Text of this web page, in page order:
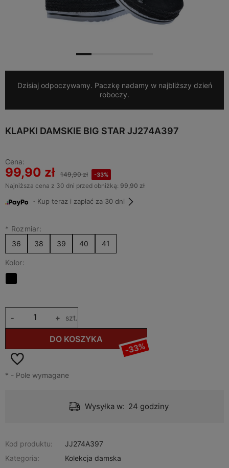
Dzisiaj odpoczywamy. Paczkę nadamy w najbliższy dzień
roboczy.
KLAPKI DAMSKIE BIG STAR JJ274A397
Cena:
99,90 zł 149,90 zł -33%
Najniższa cena z 30 dni przed obniżką: 99,90 zł
・Kup teraz i zapłać za 30 dni
* Rozmiar:
36
38 39 40 41
Kolor:
+
- szt.
DO KOSZYKA
-33%
* - Pole wymagane
Wysyłka w: 24 godziny
Kod produktu:
JJ274A397
Kategoria:
Kolekcja damska